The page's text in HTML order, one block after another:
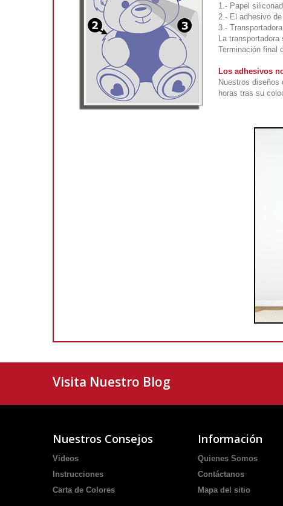
1.- Papel
2.- El adhesivo
3.-
La
Terminación final
Los adhesivos
Nuestros
horas tras su
Visita Nuestro Blog
Nuestros Consejos
Videos
Instrucciones
Carta de Colores
Información
Quienes Somos
Contáctanos
Mapa del sitio